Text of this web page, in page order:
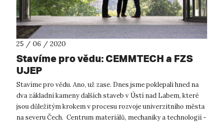
25 / 06 / 2020
Stavíme pro vědu: CEMMTECH a FZS
UJEP
Stavíme pro vědu. Ano, už zase. Dnes jsme poklepali hned na
dva základní kameny dalších staveb v Ústí nad Labem, které
jsou důležitým krokem v procesu rozvoje univerzitního města
na severu Čech. Centrum materiálů, mechaniky a technologií -